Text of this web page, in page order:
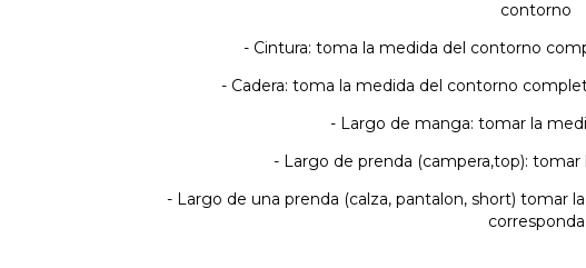
contorno
- Cintura: toma la medida del contorno
- Cadera: toma la medida del contorno
- Largo de manga: tomar la
- Largo de prenda (campera,top): tomar
- Largo de una prenda (calza, pantalon, short) tomar
corresponda